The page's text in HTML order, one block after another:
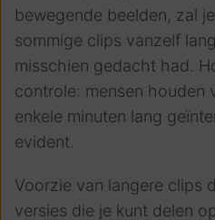
bewegende beelden, zal
sommige clips vanzelf
misschien gedacht had.
controle: mensen houden
enkele minuten lang
evident.
Voorzie van langere clips
versies die je kunt delen